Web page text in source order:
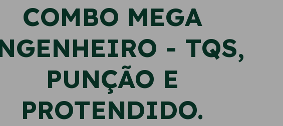
COMBO MEGA
- TQS,
PUNÇÃO E
PROTENDIDO.